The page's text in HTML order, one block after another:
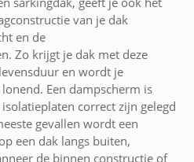
van je dak
en de
Zo krijgt je dak met deze
en wordt je
Een dampscherm is
correct zijn gelegd
gevallen wordt een
een dak langs buiten,
de binnen constructie of